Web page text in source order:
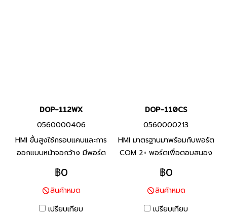
DOP-112WX
0560000406
HMI ขั้นสูงใช้กรอบแคบและการ
ออกแบบหน้าจอกว้าง มีพอร์ต
COM และพอร์ต Ethernet
มากกว่าหนึ่งพอร์ต มีฟังก์ชัน
ป้อนข้อมูลหลายภาษา ช่วยให้
ลูกค้าทั่วโลกใช้งานได้ง่าย
฿0
สินค้าหมด
เปรียบเทียบ
DOP-110CS
0560000213
HMI มาตรฐานมาพร้อมกับพอร์ต
COM 2+ พอร์ตเพื่อตอบสนอง
ความต้องการของลูกค้าส่วน
ใหญ่
฿0
สินค้าหมด
เปรียบเทียบ